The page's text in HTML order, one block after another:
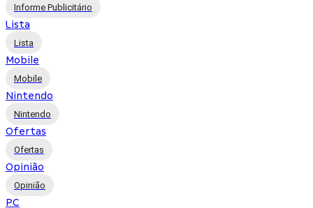
Informe Publicitário
Lista
Lista
Mobile
Mobile
Nintendo
Nintendo
Ofertas
Ofertas
Opinião
Opinião
PC